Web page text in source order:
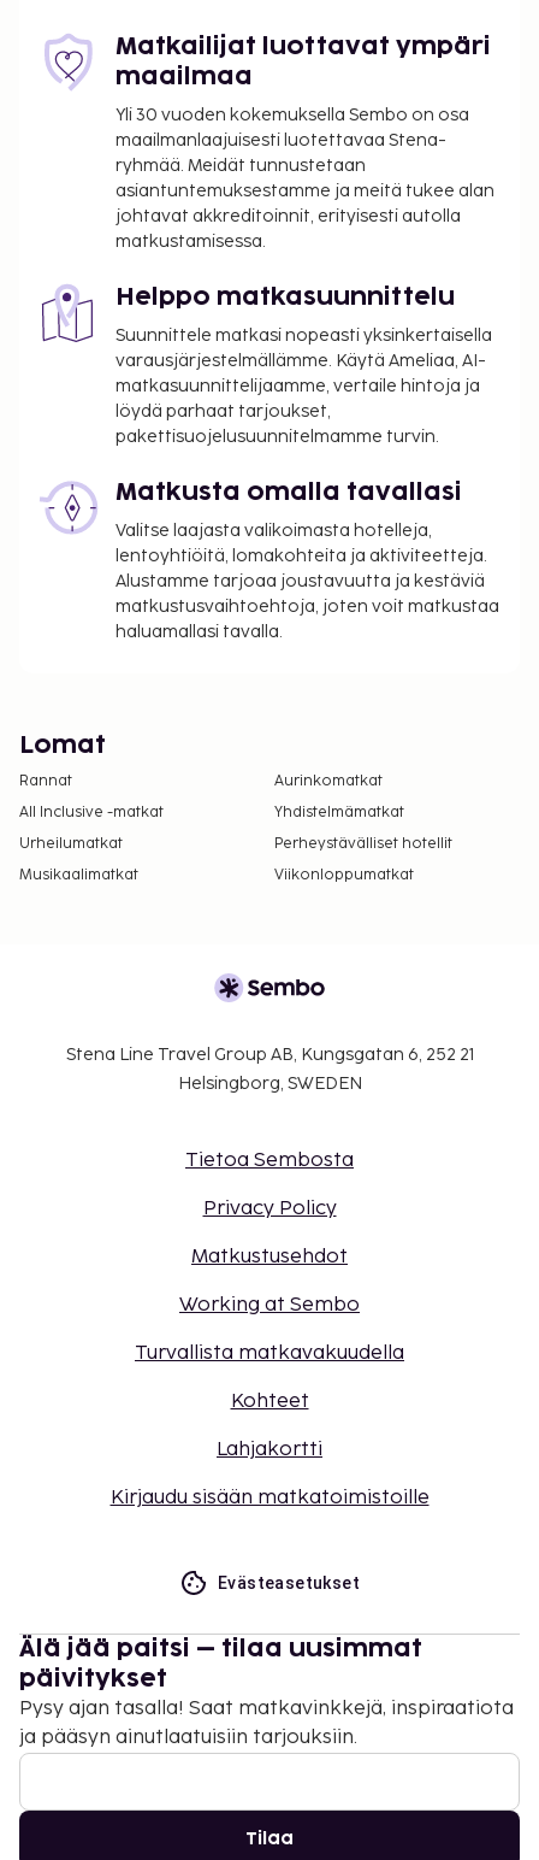
Matkailijat luottavat ympäri
maailmaa
Yli 30 vuoden kokemuksella Sembo on osa
maailmanlaajuisesti luotettavaa Stena-
ryhmää. Meidät tunnustetaan
asiantuntemuksestamme ja meitä tukee alan
johtavat akkreditoinnit, erityisesti autolla
matkustamisessa.
Helppo matkasuunnittelu
Suunnittele matkasi nopeasti yksinkertaisella
varausjärjestelmällämme. Käytä Ameliaa, AI-
matkasuunnittelijaamme, vertaile hintoja ja
löydä parhaat tarjoukset,
pakettisuojelusuunnitelmamme turvin.
Matkusta omalla tavallasi
Valitse laajasta valikoimasta hotelleja,
lentoyhtiöitä, lomakohteita ja aktiviteetteja.
Alustamme tarjoaa joustavuutta ja kestäviä
matkustusvaihtoehtoja, joten voit matkustaa
haluamallasi tavalla.
Lomat
Rannat
Aurinkomatkat
All Inclusive -matkat
Yhdistelmämatkat
Urheilumatkat
Perheystävälliset hotellit
Musikaalimatkat
Viikonloppumatkat
Stena Line Travel Group AB, Kungsgatan 6, 252 21
Helsingborg, SWEDEN
Tietoa Sembosta
Privacy Policy
Matkustusehdot
Working at Sembo
Turvallista matkavakuudella
Kohteet
Lahjakortti
Kirjaudu sisään matkatoimistoille
Evästeasetukset
Älä jää paitsi – tilaa uusimmat
päivitykset
Pysy ajan tasalla! Saat matkavinkkejä, inspiraatiota
ja pääsyn ainutlaatuisiin tarjouksiin.
Tilaa